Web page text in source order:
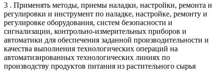
3 . Применять методы, приемы наладки, настройки, ремонта и
регулировки и инструмент по наладке, настройке, ремонту и
регулировке оборудования, систем безопасности и
сигнализации, контрольно-измерительных приборов и
автоматики для обеспечения заданной производительности и
качества выполнения технологических операций на
автоматизированных технологических линиях по
производству продуктов питания из растительного сырья